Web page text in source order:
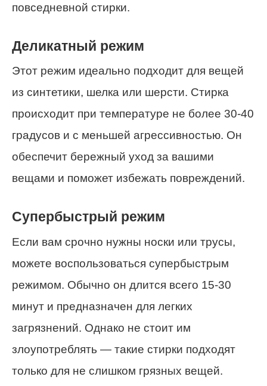
повседневной стирки.
Деликатный режим
Этот режим идеально подходит для вещей
из синтетики, шелка или шерсти. Стирка
происходит при температуре не более 30-40
градусов и с меньшей агрессивностью. Он
обеспечит бережный уход за вашими
вещами и поможет избежать повреждений.
Супербыстрый режим
Если вам срочно нужны носки или трусы,
можете воспользоваться супербыстрым
режимом. Обычно он длится всего 15-30
минут и предназначен для легких
загрязнений. Однако не стоит им
злоупотреблять — такие стирки подходят
только для не слишком грязных вещей.